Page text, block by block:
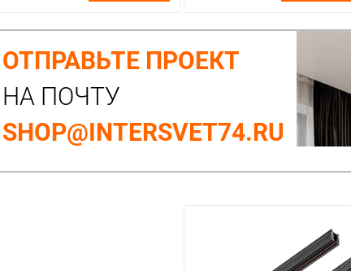
ОТПРАВЬТЕ ПРОЕКТ
НА ПОЧТУ
SHOP@INTERSVET74.RU